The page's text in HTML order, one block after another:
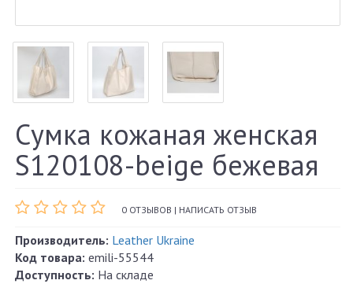
Сумка кожаная женская
S120108-beige бежевая
0 ОТЗЫВОВ | НАПИСАТЬ ОТЗЫВ
Производитель: Leather Ukraine
Код товара: emili-55544
Доступность: На складе